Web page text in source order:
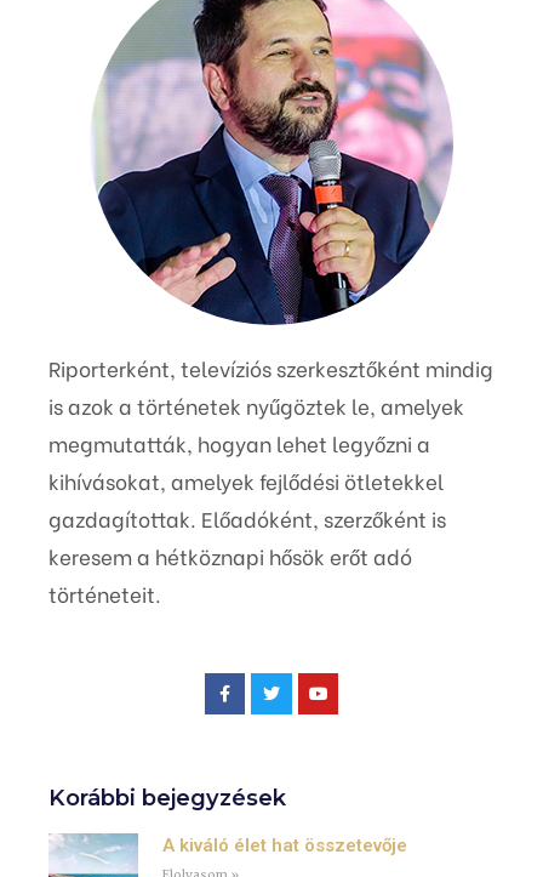
Riporterként, televíziós szerkesztőként mindig
is azok a történetek nyűgöztek le, amelyek
megmutatták, hogyan lehet legyőzni a
kihívásokat, amelyek fejlődési ötletekkel
gazdagítottak. Előadóként, szerzőként is
keresem a hétköznapi hősök erőt adó
történeteit.
Korábbi bejegyzések
A kiváló élet hat összetevője